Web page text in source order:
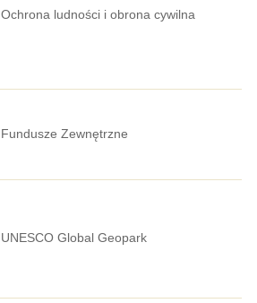
Ochrona ludności i obrona cywilna
Fundusze Zewnętrzne
UNESCO Global Geopark